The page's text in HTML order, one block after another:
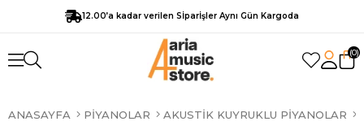
12.00’a kadar verilen Sİparİşler Aynı Gün Kargoda
0
ANASAYFA PIYANOLAR AKUSTIK KUYRUKLU PIYANOLAR